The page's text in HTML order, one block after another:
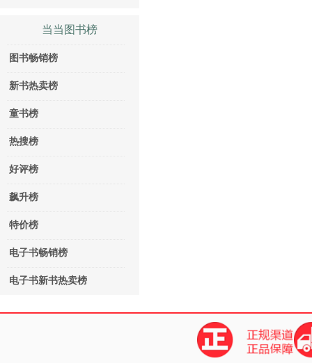
当当图书榜
图书畅销榜
新书热卖榜
童书榜
热搜榜
好评榜
飙升榜
特价榜
电子书畅销榜
电子书新书热卖榜